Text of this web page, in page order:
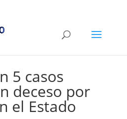
5 casos
deceso por
el Estado